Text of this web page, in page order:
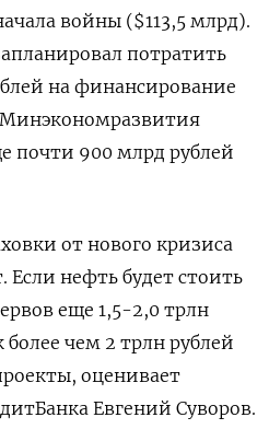
войны ($113,5 млрд).
потратить
на финансирование
почти 900 млрд рублей
от нового кризиса
Если нефть будет стоить
еще 1,5-2,0 трлн
чем 2 трлн рублей
оценивает
Евгений Суворов.